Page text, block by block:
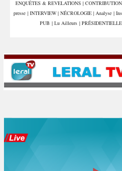
ENQUÊTES & REVELATIONS |
presse | INTERVIEW | NÉCROLOGIE | Analyse |
PUB | Lu Ailleurs |